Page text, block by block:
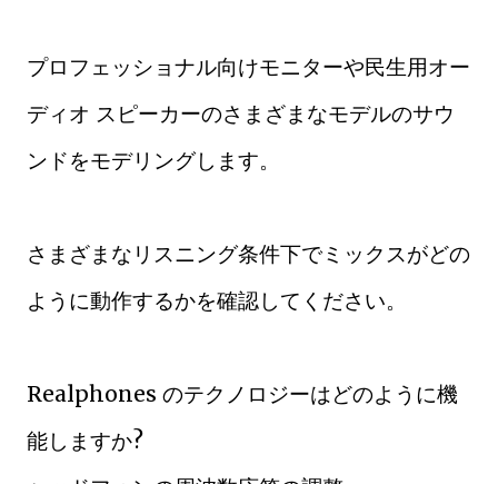
プロフェッショナル向けモニターや民生用オー
ディオ スピーカーのさまざまなモデルのサウ
ンドをモデリングします。
さまざまなリスニング条件下でミッ​​クスがどの
ように動作するかを確認してください。
Realphones のテクノロジーはどのように機
能しますか?